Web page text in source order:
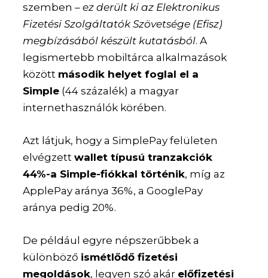
szemben –ez derült ki az Elektronikus
Fizetési Szolgáltatók Szövetsége (Efisz)
megbízásából készült kutatásból. A
legismertebb mobiltárca alkalmazások
között második helyet foglal el a
Simple (44 százalék) a magyar
internethasználók körében.
Azt látjuk, hogy a SimplePay felületen
elvégzettwallet típusú tranzakciók
44%-a Simple-fiókkal történik, míg az
ApplePay aránya 36%, a GooglePay
aránya pedig 20%.
De például egyre népszerűbbek a
különböző ismétlődő fizetési
megoldások, legyen szó akár előfizetési